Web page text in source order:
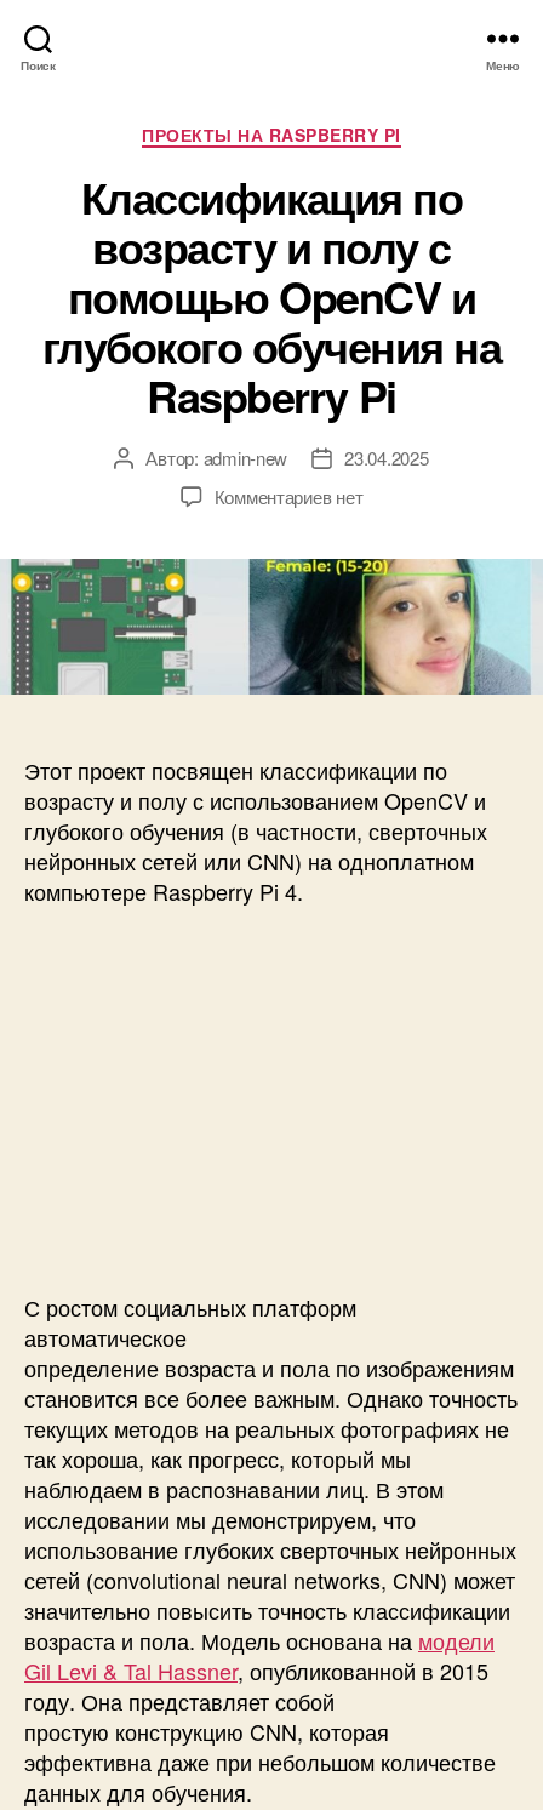
Поиск Меню
Р
у
б
р
и
к
и
ПРОЕКТЫ НА RASPBERRY PI
Классификация по
возрасту и полу с
помощью OpenCV и
глубокого обучения на
Raspberry Pi
А
р
з
а
п
с
Автор: admin-new
Д
т
з
и
с
и
23.04.2025
Комментариевк
п
и
с
с
и
ф
и
п
л
у
с
п
о
о
щ
ь
ю
O
p
e
C
V
нет
Этот проект посвящен классификации по
возрасту и полу с использованием OpenCV и
глубокого обучения (в частности, сверточных
нейронных сетей или CNN) на одноплатном
компьютере Raspberry Pi 4.
С ростом социальных платформ
автоматическое
определение возраста и пола по изображениям
становится все более важным. Однако точность
текущих методов на реальных фотографиях не
так хороша, как прогресс, который мы
наблюдаем в распознавании лиц. В этом
исследовании мы демонстрируем, что
использование глубоких сверточных нейронных
сетей (convolutional neural networks, CNN) может
значительно повысить точность классификации
возраста и пола. Модель основана на модели
Gil Levi & Tal Hassner, опубликованной в 2015
году. Она представляет собой
простую конструкцию CNN, которая
эффективна даже при небольшом количестве
данных для обучения.